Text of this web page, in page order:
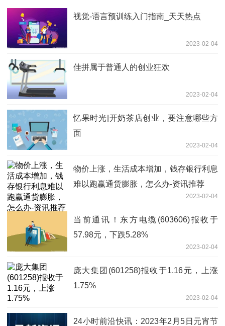
视觉-语言预训练入门指南_天天热点
2023-02-04
佳拼属于普通人的创业狂欢
2023-02-04
忆果时光|开奶茶店创业，要注意哪些方
面
2023-02-04
物价上涨，生活成本增加，钱存银行利息
难以跑赢通货膨胀，怎么办-资讯推荐
2023-02-04
当前通讯！东方电缆(603606)报收于
57.98元，下跌5.28%
2023-02-04
庞大集团(601258)报收于1.16元，上涨
1.75%
2023-02-04
24小时前沿快讯：2023年2月5日元宵节